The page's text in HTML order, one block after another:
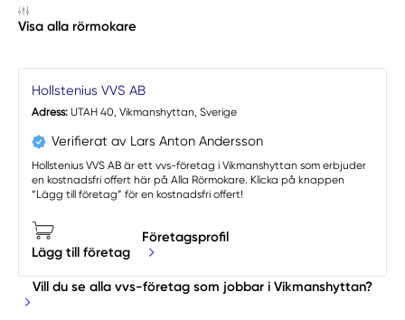
Visa alla rörmokare
Hollstenius VVS AB
Adress:UTAH 40, Vikmanshyttan, Sverige
Verifierat av Lars Anton Andersson
Hollstenius VVS AB är ett vvs-företag i Vikmanshyttan som erbjuder
en kostnadsfri offert här på Alla Rörmokare. Klicka på knappen
“Lägg till företag” för en kostnadsfri offert!
Lägg till företag
Företagsprofil
Vill du se alla vvs-företag som jobbar i Vikmanshyttan?